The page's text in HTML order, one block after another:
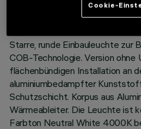
Starre, runde Einbauleuchte zur
COB-Technologie. Version ohne
flächenbündigen Installation an
aluminiumbedampfter
Schutzschicht. Korpus aus
Wärmeableiter. Die Leuchte ist
Farbton Neutral White 4000K
Cookie-